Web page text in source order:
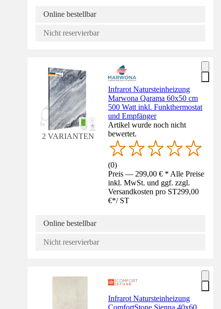
Online bestellbar
Nicht reservierbar
2 VARIANTEN
Infrarot Natursteinheizung
Marwona Qarama 60x50 cm
500 Watt inkl. Funkthermostat
und Empfänger
Artikel wurde noch nicht
bewertet.
(0)
Preis — 299,00 € * Alle Preise
inkl. MwSt. und ggf. zzgl.
Versandkosten pro ST299,00
€*/ ST
Online bestellbar
Nicht reservierbar
Infrarot Natursteinheizung